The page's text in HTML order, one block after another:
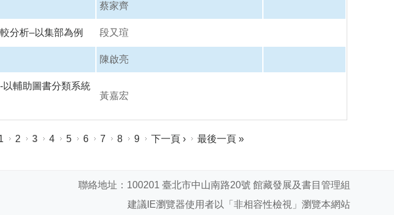
蔡家齊
分析–以集部為例 段又瑄
陳啟亮
輔助圖書分類系統
黃嘉宏
2 3 4 5 6 7 8 9 下一頁 › 最後一頁 »
聯絡地址：100201 臺北市中山南路20號 館藏發展及書目管理組
建議IE瀏覽器使用者以「非相容性檢視」瀏覽本網站